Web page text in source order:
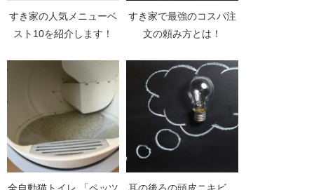
すき家の人気メニューベ
スト10を紹介します！
すき家で最強のコスパ注
文の頼み方とは！